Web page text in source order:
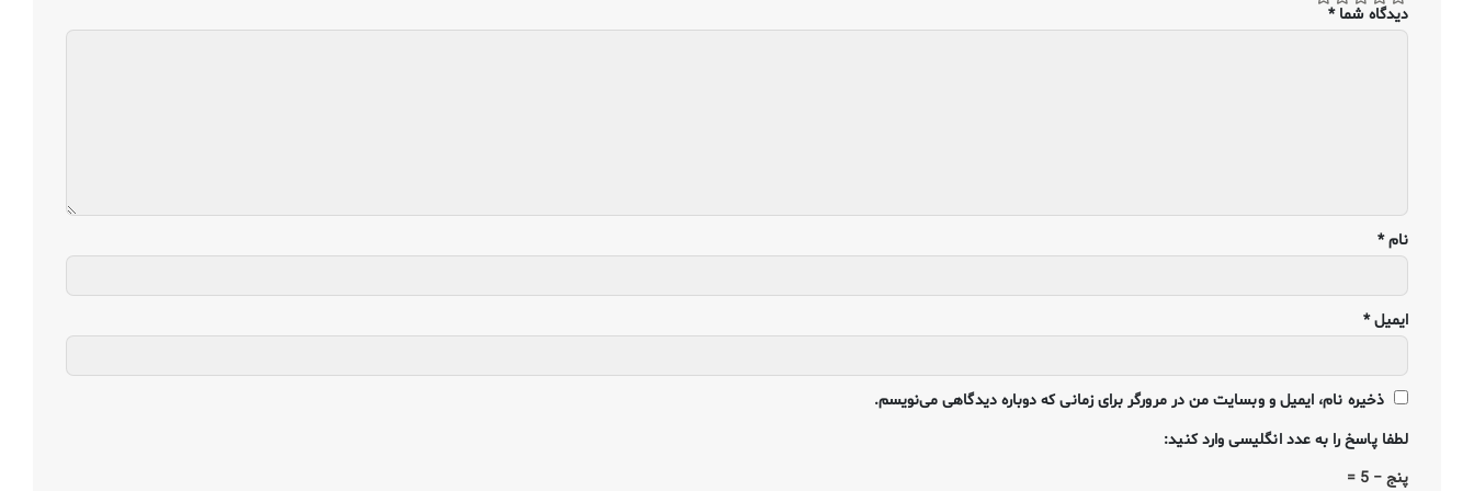
دیدگاه شما*
نام*
ایمیل*
ذخیره نام، ایمیل و وبسایت من در مرورگر برای زمانی که دوباره دیدگاهی می‌نویسم.
لطفا پاسخ را به عدد انگلیسی وارد کنید:
پنج − 5 =